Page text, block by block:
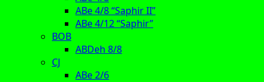
ABe 4/8 “Saphir II”
ABe 4/12 “Saphir”
BOB
ABDeh 8/8
CJ
ABe 2/6